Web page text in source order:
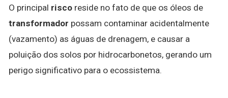
O principal risco reside no fato de que os óleos de
transformador possam contaminar acidentalmente
(vazamento) as águas de drenagem, e causar a
poluição dos solos por hidrocarbonetos, gerando um
perigo significativo para o ecossistema.